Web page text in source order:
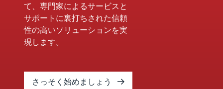
て、専門家によるサービスと
サポートに裏打ちされた信頼
性の高いソリューションを実
現します。
さっそく始めましょう